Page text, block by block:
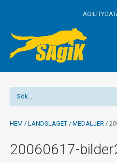
HEM / LANDSLAGET / MEDALJER /
20060617-